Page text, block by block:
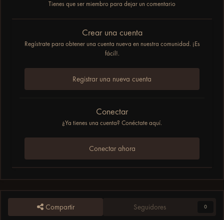
Tienes que ser miembro para dejar un comentario
Crear una cuenta
Regístrate para obtener una cuenta nueva en nuestra comunidad. ¡Es
fácil!.
Registrar una nueva cuenta
Conectar
¿Ya tienes una cuenta? Conéctate aquí.
Conectar ahora
Compartir Seguidores 0